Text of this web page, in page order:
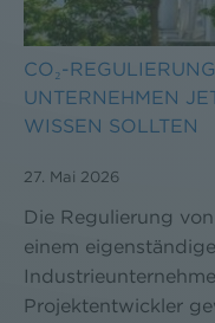
CO₂-
UNTERNEHMEN
WISSEN SOLLTEN
27. Mai 2026
Die Regulierung
einem
Projektentwickler